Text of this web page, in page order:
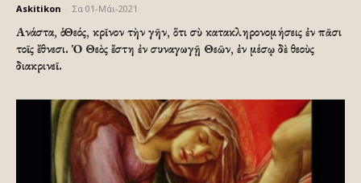
Askitikon Σα 01-Μάι-2021
Ανάστα, ὁ Θεός, κρῖνον τὴν γῆν, ὅτι σὺ κατακληρονομήσεις ἐν πᾶσι
τοῖς ἔθνεσι. Ὁ Θεὸς ἔστη ἐν συναγωγῇ Θεῶν, ἐν μέσῳ δὲ θεοὺς
διακρινεῖ.